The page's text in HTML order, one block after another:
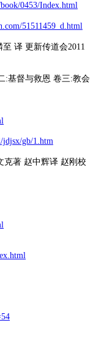
0453/Index.html
51511459_d.html
至 译 更新传道会2011
:基督与救恩 卷三:教会
jdjsx/gb/1.htm
克著 赵中辉译 赵刚校